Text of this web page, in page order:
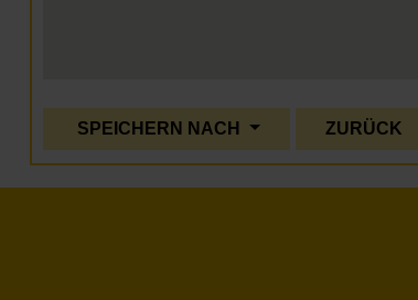
SPEICHERN NACH ZURÜCK